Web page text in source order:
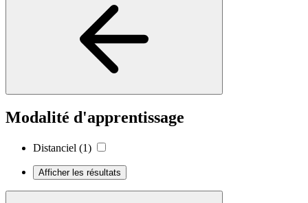
Modalité d'apprentissage
Distanciel (1)
Afficher les résultats